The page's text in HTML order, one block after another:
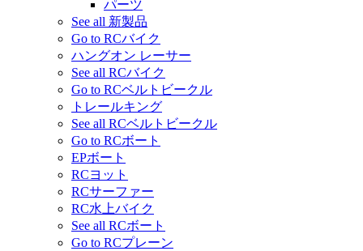
パーツ
See all 新製品
Go to RCバイク
ハングオン レーサー
See all RCバイク
Go to RCベルトビークル
トレールキング
See all RCベルトビークル
Go to RCボート
EPボート
RCヨット
RCサーファー
RC水上バイク
See all RCボート
Go to RCプレーン